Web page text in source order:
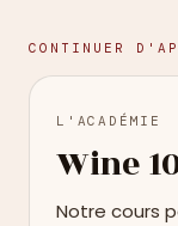
CONTINUER
L'ACADÉMIE
Wine
Notre cours